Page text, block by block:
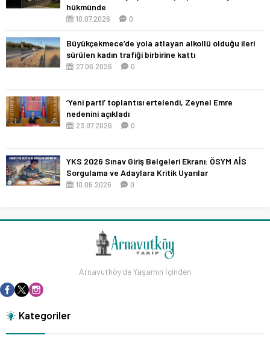
hükmünde
10.07.2026 0
Büyükçekmece’de yola atlayan alkollü olduğu ileri
sürülen kadın trafiği birbirine kattı
27.06.2026 0
‘Yeni parti’ toplantısı ertelendi, Zeynel Emre
nedenini açıkladı
23.07.2026 0
YKS 2026 Sınav Giriş Belgeleri Ekranı: ÖSYM AİS
Sorgulama ve Adaylara Kritik Uyarılar
10.06.2026 0
Arnavutköy'de Yaşamın İçinden
Kategoriler